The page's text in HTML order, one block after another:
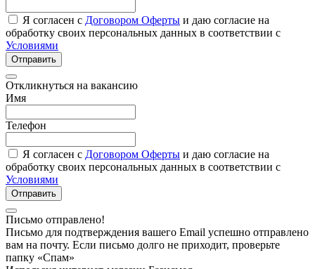
Я согласен с Договором Оферты и даю согласие на
обработку своих персональных данных в соответствии с
Условиями
Отправить
Откликнуться на вакансию
Имя
Телефон
Я согласен с Договором Оферты и даю согласие на
обработку своих персональных данных в соответствии с
Условиями
Отправить
Письмо отправлено!
Письмо для подтверждения вашего Email успешно отправлено
вам на почту. Если письмо долго не приходит, проверьте
папку «Спам»